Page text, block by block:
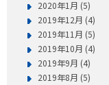
2020年1月 (5)
2019年12月 (4)
2019年11月 (5)
2019年10月 (4)
2019年9月 (4)
2019年8月 (5)